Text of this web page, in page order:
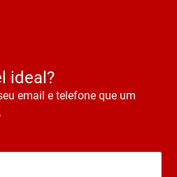
ideal?
email e telefone que um